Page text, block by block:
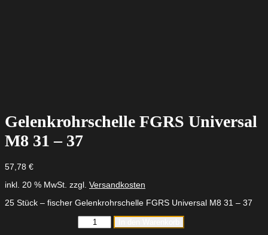
Gelenkrohrschelle FGRS Universal
M8 31 – 37
57,78 €
inkl. 20 % MwSt. zzgl. Versandkosten
25 Stück – fischer Gelenkrohrschelle FGRS Universal M8 31 – 37
fischer
Gelenkrohrschelle